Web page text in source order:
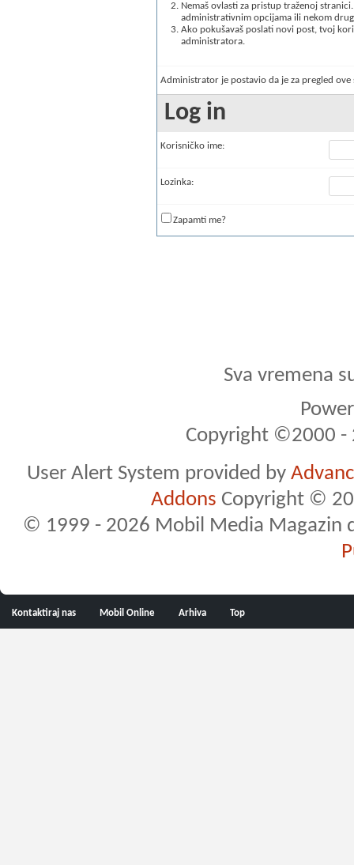
Nemaš ovlasti za pristup traženoj
administrativnim opcijama ili nekom
Ako pokušavaš poslati novi post, tvoj
administratora.
Administrator je postavio da je za pregled
Log in
Korisničko ime:
Lozinka:
Zapamti me?
Sva vremena
Copyright ©2000 -
User Alert System provided by
Addons Copyright ©
© 1999 - 2026 Mobil Media Magazin
Kontaktiraj nas Mobil Online Arhiva Top